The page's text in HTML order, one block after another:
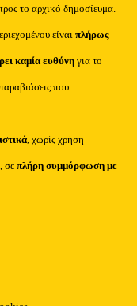
το αρχικό δημοσίευμα.
είναιπλήρως
καμία ευθύνη για το
που
, χωρίς χρήση
σεπλήρη συμμόρφωση με